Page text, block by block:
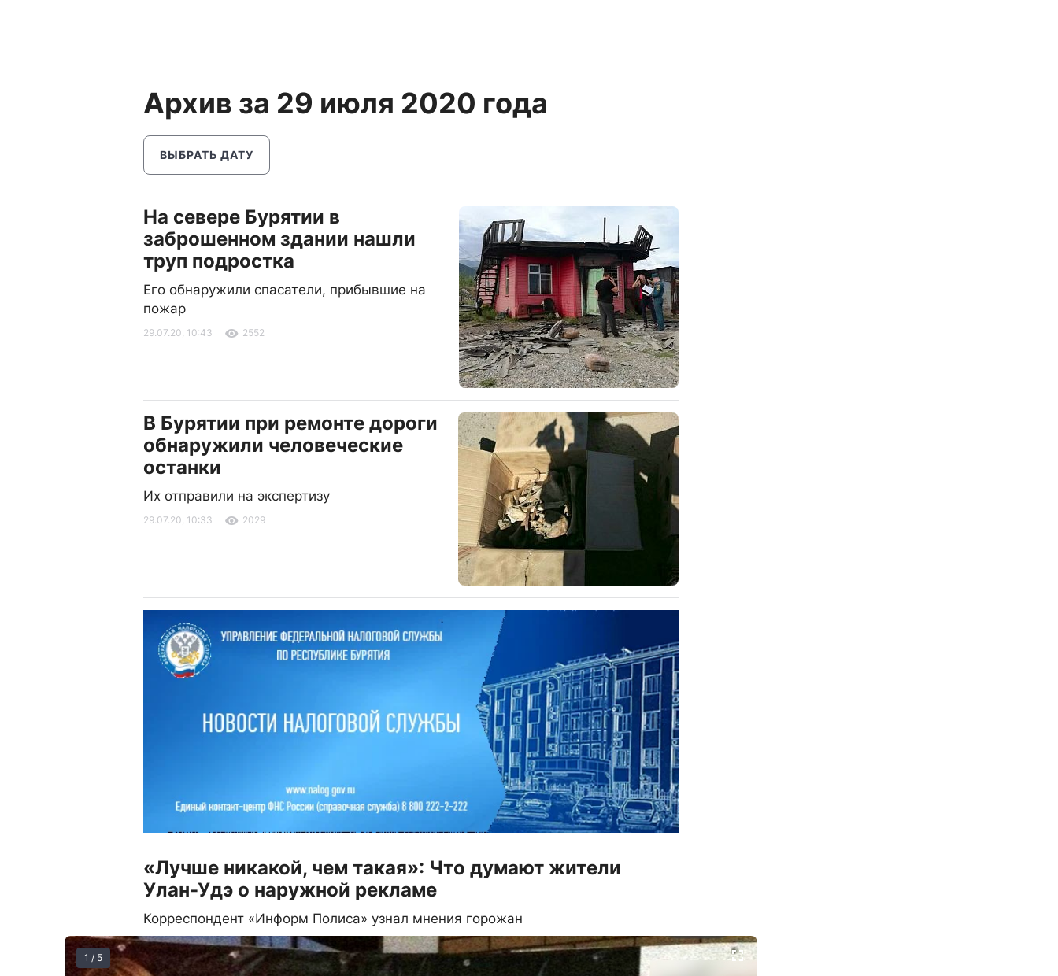
Архив за 29 июля 2020 года
ВЫБРАТЬ ДАТУ
На севере Бурятии в
заброшенном здании нашли
труп подростка
Его обнаружили спасатели, прибывшие на
пожар
29.07.20, 10:43 2552
В Бурятии при ремонте дороги
обнаружили человеческие
останки
Их отправили на экспертизу
29.07.20, 10:33 2029
«Лучше никакой, чем такая»: Что думают жители
Улан-Удэ о наружной рекламе
Корреспондент «Информ Полиса» узнал мнения горожан
1 / 5